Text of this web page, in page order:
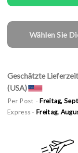
Wählen Sie
Geschätzte
(USA)
Per Post -Freitag,
Express - Freitag,